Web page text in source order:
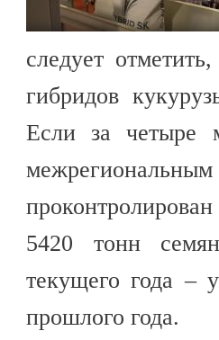
следует
гибридов
Если за четыре
5420 тонн
текущего года –
прошлого года.